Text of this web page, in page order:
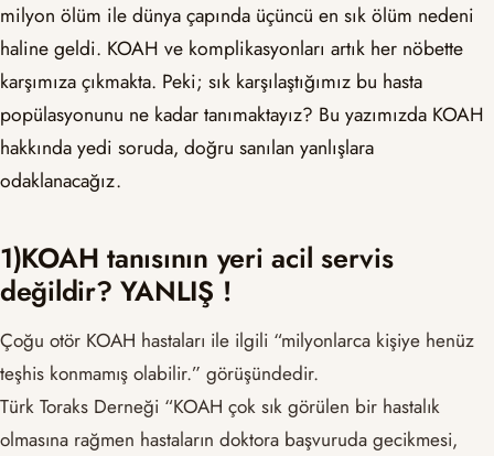
milyon ölüm ile dünya çapında üçüncü en sık ölüm nedeni
haline geldi. KOAH ve komplikasyonları artık her nöbette
karşımıza çıkmakta. Peki; sık karşılaştığımız bu hasta
popülasyonunu ne kadar tanımaktayız? Bu yazımızda KOAH
hakkında yedi soruda, doğru sanılan yanlışlara
odaklanacağız.
1)KOAH tanısının yeri acil servis
değildir? YANLIŞ !
Çoğu otör KOAH hastaları ile ilgili “milyonlarca kişiye henüz
teşhis konmamış olabilir.” görüşündedir.
Türk Toraks Derneği “KOAH çok sık görülen bir hastalık
olmasına rağmen hastaların doktora başvuruda gecikmesi,